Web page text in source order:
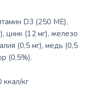
D3 (250 МЕ),
цинк (12 мг), железо
(0,5 мг), медь (0,5
(0,5%).
ккал/кг